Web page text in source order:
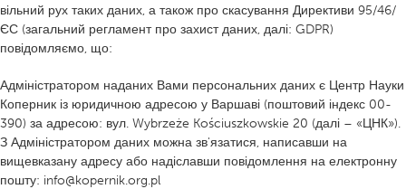
вільний рух таких даних, а також про скасування Директиви 95/46/
ЄС (загальний регламент про захист даних, далі: GDPR)
повідомляємо, що:
Адміністратором наданих Вами персональних даних є Центр Науки
Коперник із юридичною адресою у Варшаві (поштовий індекс 00-
390) за адресою: вул. Wybrzeże Kościuszkowskie 20 (далі – «ЦНК»).
З Адміністратором даних можна зв'язатися, написавши на
вищевказану адресу або надіславши повідомлення на електронну
пошту: info@kopernik.org.pl